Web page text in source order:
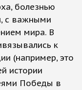
болезнью
с важными
мира. В
к
(например, это
истории
Победы в